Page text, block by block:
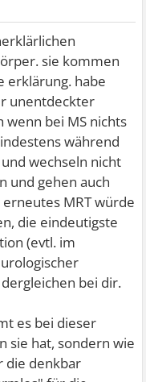
sie kommen
erklärung. habe
unentdeckter
bei MS nichts
während
wechseln nicht
und gehen auch
MRT würde
die eindeutigste
(evtl. im
bei dir.
es bei dieser
sie hat, sondern wie
die denkbar